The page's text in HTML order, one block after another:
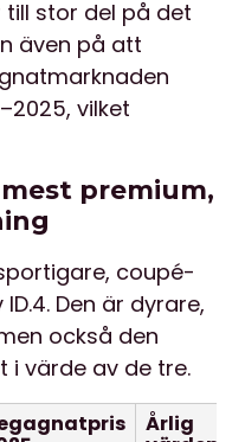
stor del på det
även på att
vilket
premium,
coupé-
Den är dyrare,
också den
i värde av de tre.
Årlig